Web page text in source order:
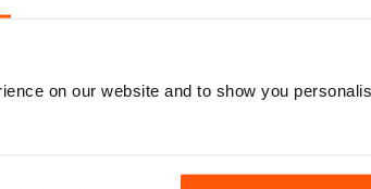
on our website and to show you
If you want the best in a Bass Magazine,
between rods and reels, good baits that
Hands down it's the best in bass